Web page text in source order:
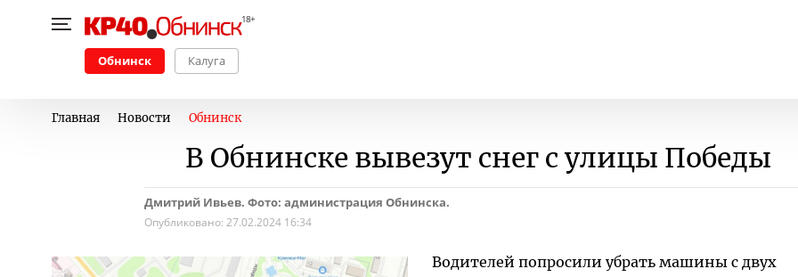
Обнинск Калуга
Главная Новости Обнинск
В Обнинске вывезут снег с улицы Победы
Дмитрий Ивьев. Фото: администрация Обнинска.
Опубликовано: 27.02.2024 16:34
Водителей попросили убрать машины с двух